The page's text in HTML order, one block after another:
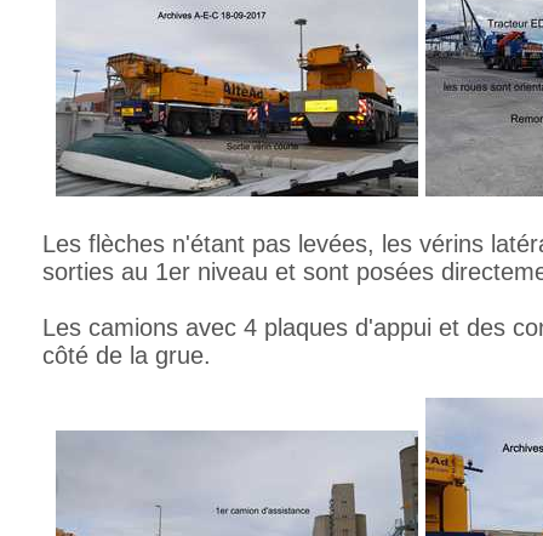
Les flèches n'étant pas levées, les vérins
sorties au 1er niveau et sont posées
Les camions avec 4 plaques d'appui et des
côté de la grue.